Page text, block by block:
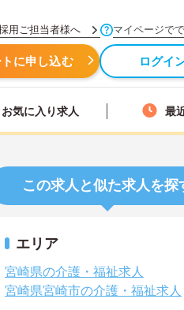
用ご担当者様へ マイページで
に申し込む ログイ
お気に入り求人 最
この求人と似た求人を探
エリア
宮崎県の介護・福祉求人
宮崎県宮崎市の介護・福祉求人